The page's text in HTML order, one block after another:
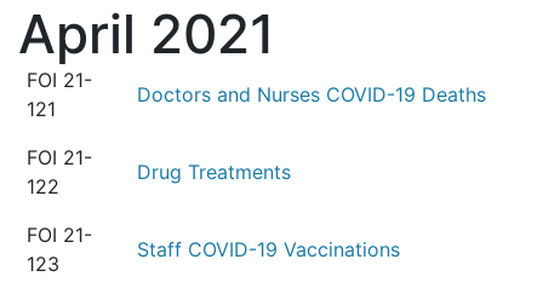
April 2021
FOI 21-
121
Doctors and Nurses COVID-19 Deaths
FOI 21-
122
Drug Treatments
FOI 21-
123
Staff COVID-19 Vaccinations